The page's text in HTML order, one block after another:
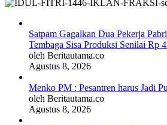
Satpam Gagalkan Dua Pekerja
Tembaga Sisa Produksi Senilai Rp
oleh Beritautama.co
Agustus 8, 2026
Menko PM : Pesantren harus Jadi
oleh Beritautama.co
Agustus 8, 2026